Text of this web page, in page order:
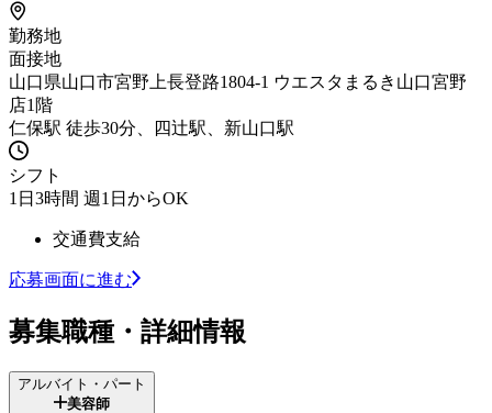
勤務地
面接地
山口県山口市宮野上長登路1804-1 ウエスタまるき山口宮野
店1階
仁保駅 徒歩30分、四辻駅、新山口駅
シフト
1日3時間 週1日からOK
交通費支給
応募画面に進む
募集職種・詳細情報
アルバイト・パート
美容師